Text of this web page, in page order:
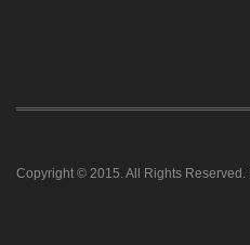
Copyright © 2015. All Rights Reserved.